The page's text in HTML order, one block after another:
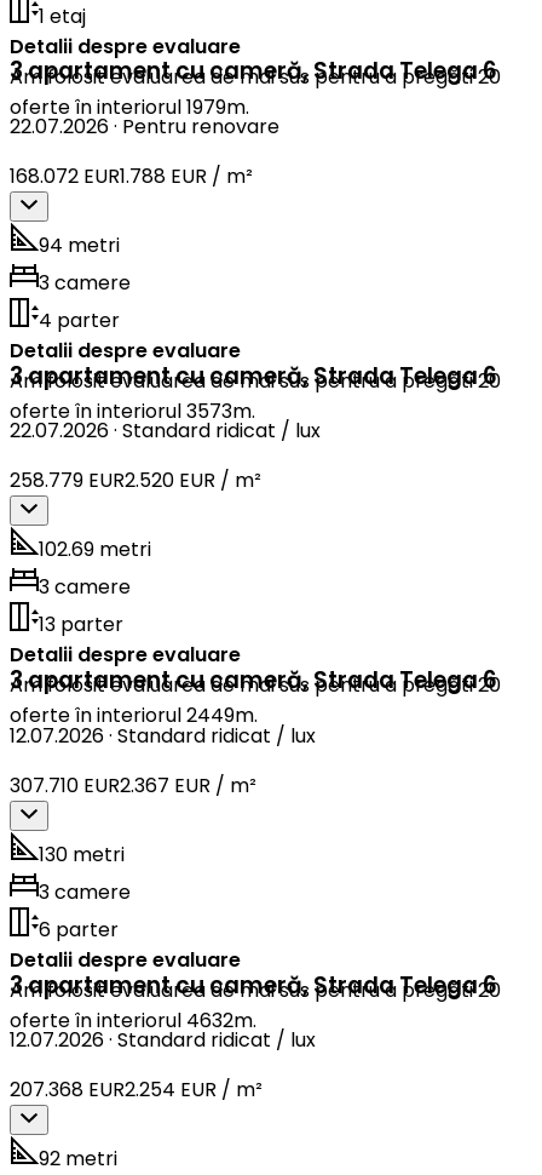
1 etaj
Detalii despre evaluare
Am folosit evaluarea de mai sus pentru a pregăti 20
oferte în interiorul 1979m.
3 apartament cu cameră,Strada Telega 6
22.07.2026· Pentru renovare
168.072 EUR1.788 EUR / m²
94 metri
3 camere
4 parter
Detalii despre evaluare
Am folosit evaluarea de mai sus pentru a pregăti 20
oferte în interiorul 3573m.
3 apartament cu cameră,Strada Telega 6
22.07.2026· Standard ridicat / lux
258.779 EUR2.520 EUR / m²
102.69 metri
3 camere
13 parter
Detalii despre evaluare
Am folosit evaluarea de mai sus pentru a pregăti 20
oferte în interiorul 2449m.
3 apartament cu cameră,Strada Telega 6
12.07.2026· Standard ridicat / lux
307.710 EUR2.367 EUR / m²
130 metri
3 camere
6 parter
Detalii despre evaluare
Am folosit evaluarea de mai sus pentru a pregăti 20
oferte în interiorul 4632m.
3 apartament cu cameră,Strada Telega 6
12.07.2026· Standard ridicat / lux
207.368 EUR2.254 EUR / m²
92 metri